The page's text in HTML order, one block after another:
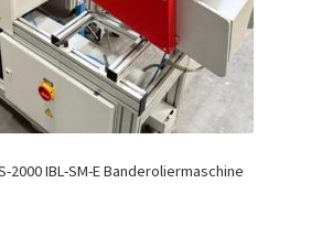
2000 IBL-SM-E Banderoliermaschine